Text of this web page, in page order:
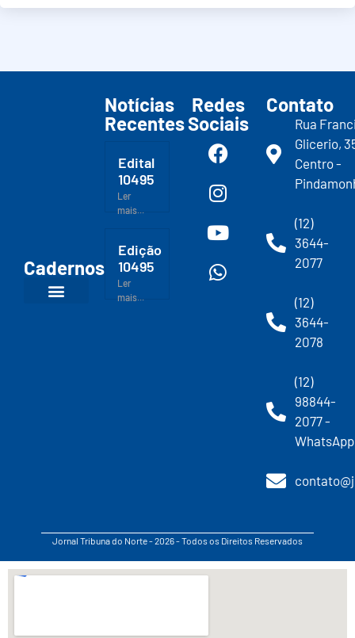
Cadernos
Notícias
Recentes
Edital
10495
Ler
mais...
Edição
10495
Ler
mais...
Redes
Sociais
Contato
Rua
Glicerio,
Centro -
(12)
3644-
2077
(12)
3644-
2078
(12)
98844-
2077 -
WhatsApp
Jornal Tribuna do Norte - 2026 - Todos os Direitos Reservados